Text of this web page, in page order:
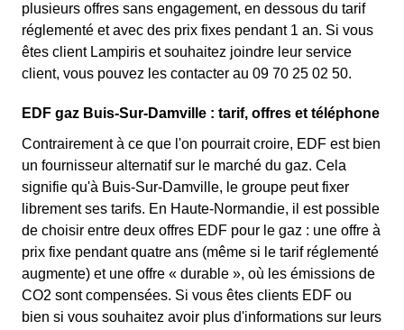
plusieurs offres sans engagement, en dessous du tarif
réglementé et avec des prix fixes pendant 1 an. Si vous
êtes client Lampiris et souhaitez joindre leur service
client, vous pouvez les contacter au 09 70 25 02 50.
EDF gaz Buis-Sur-Damville : tarif, offres et téléphone
Contrairement à ce que l'on pourrait croire, EDF est bien
un fournisseur alternatif sur le marché du gaz. Cela
signifie qu'à Buis-Sur-Damville, le groupe peut fixer
librement ses tarifs. En Haute-Normandie, il est possible
de choisir entre deux offres EDF pour le gaz : une offre à
prix fixe pendant quatre ans (même si le tarif réglementé
augmente) et une offre « durable », où les émissions de
CO2 sont compensées. Si vous êtes clients EDF ou
bien si vous souhaitez avoir plus d'informations sur leurs